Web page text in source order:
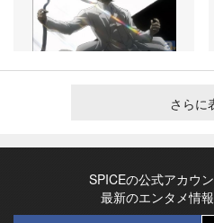
さらに
SPICEの公式アカウ
最新のエンタメ情